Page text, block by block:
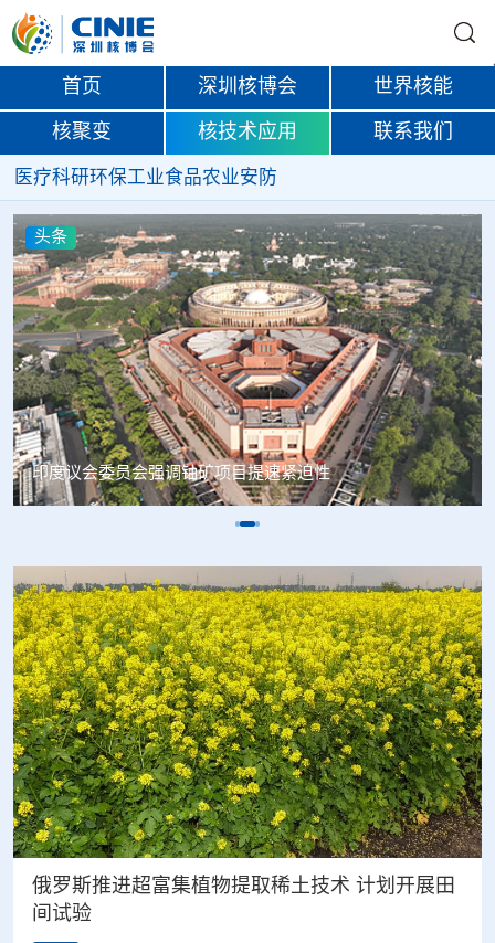
首页 深圳核博会 世界核能
核聚变 核技术应用 联系我们
医疗科研环保工业食品农业安防
头条
中核辐智正式设立 中国同辐持股90%打通核医疗全产业链
俄罗斯推进超富集植物提取稀土技术 计划开展田
间试验